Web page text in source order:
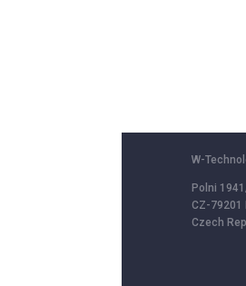
W-
Polni
CZ-79201
Czech